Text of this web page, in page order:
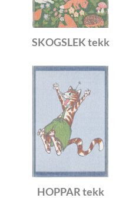
SKOGSLEK tekk
HOPPAR tekk